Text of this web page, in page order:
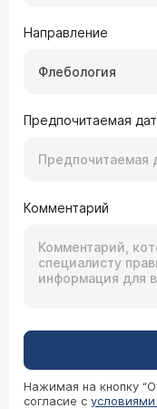
Направление
Флебология
Предпочитаемая
Комментарий
Нажимая на кнопку
согласие с